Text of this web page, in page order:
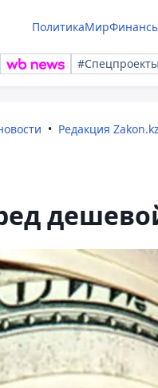
ПолитикаМир
#Спецпроекты
Редакция Zakon.kz